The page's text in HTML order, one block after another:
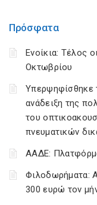
Πρόσφατα
Ενοίκια: Τέλος
Οκτωβρίου
Υπερψηφίσθηκε
ανάδειξη της
του
πνευματικών
ΑΑΔΕ:
Φιλοδωρήματα:
300 ευρώ τον